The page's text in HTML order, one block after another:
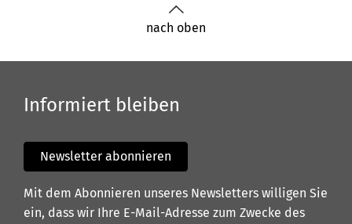
nach oben
Informiert bleiben
Newsletter abonnieren
Mit dem Abonnieren unseres Newsletters willigen Sie
ein, dass wir Ihre E-Mail-Adresse zum Zwecke des